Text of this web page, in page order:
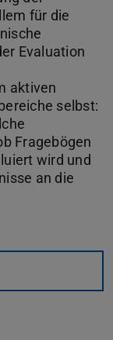
für die
Evaluation
aktiven
selbst:
Fragebögen
wird und
an die